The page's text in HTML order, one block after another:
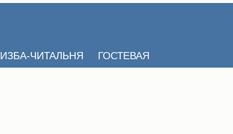
ИЗБА-ЧИТАЛЬНЯ ГОСТЕВАЯ